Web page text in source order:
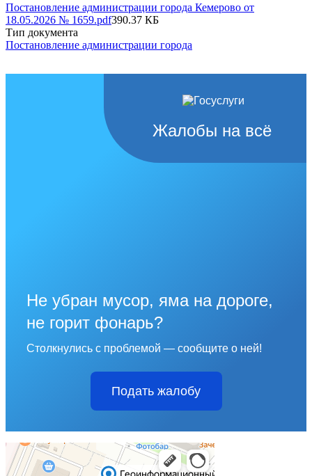
Постановление администрации города Кемерово от
18.05.2026 № 1659.pdf390.37 КБ
Тип документа
Постановление администрации города
Жалобы на всё
Не убран мусор, яма на дороге,
не горит фонарь?
Столкнулись с проблемой — сообщите о ней!
Подать жалобу